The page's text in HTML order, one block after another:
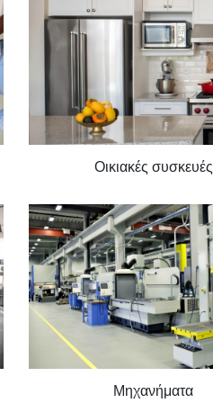
Οικιακές συσκευές
Μηχανήματα